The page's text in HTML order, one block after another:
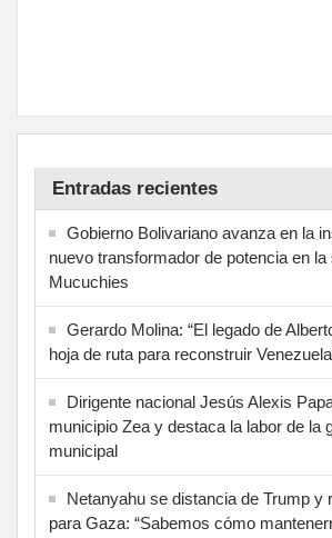
Entradas recientes
Gobierno Bolivariano avanza en la
nuevo transformador de potencia en
Mucuchies
Gerardo Molina: “El legado de
hoja de ruta para reconstruir
Dirigente nacional Jesús Alexis
municipio Zea y destaca la labor de la
municipal
Netanyahu se distancia de Trump y
para Gaza: “Sabemos cómo